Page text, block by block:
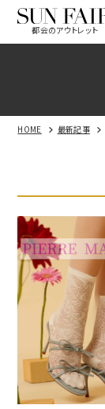
都会のアウトレット
HOME 最新記事